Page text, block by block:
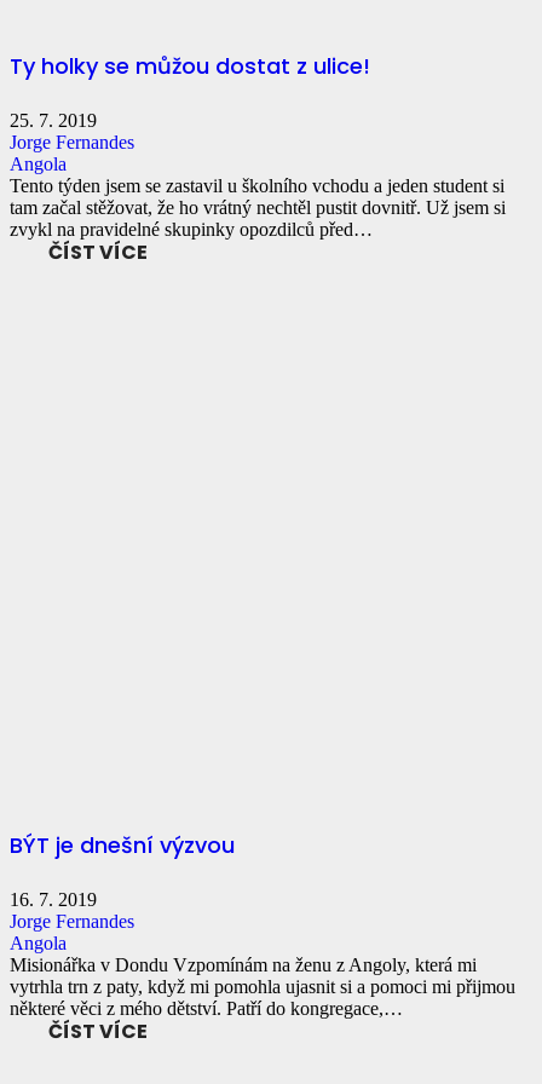
Ty holky se můžou dostat z ulice!
25. 7. 2019
Jorge Fernandes
Angola
Tento týden jsem se zastavil u školního vchodu a jeden student si
tam začal stěžovat, že ho vrátný nechtěl pustit dovnitř. Už jsem si
zvykl na pravidelné skupinky opozdilců před…
ČÍST VÍCE
BÝT je dnešní výzvou
16. 7. 2019
Jorge Fernandes
Angola
Misionářka v Dondu Vzpomínám na ženu z Angoly, která mi
vytrhla trn z paty, když mi pomohla ujasnit si a pomoci mi přijmou
některé věci z mého dětství. Patří do kongregace,…
ČÍST VÍCE